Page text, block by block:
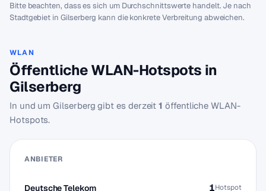
Bitte beachten, dass es sich um Durchschnittswerte handelt. Je nach
Stadtgebiet in Gilserberg kann die konkrete Verbreitung abweichen.
WLAN
Öffentliche WLAN-Hotspots in
Gilserberg
In und um Gilserberg gibt es derzeit1 öffentliche WLAN-
Hotspots.
ANBIETER
Deutsche Telekom 1Hotspot